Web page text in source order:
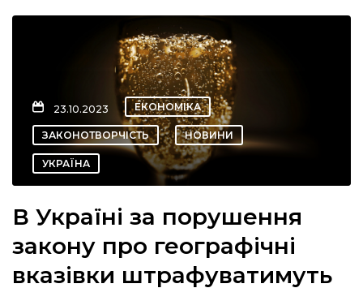
евакуації
новини23.10.2023 ЕКОНОМІКА
ЗАКОНОТВОРЧІСТЬ НОВИНИ
УКРАЇНА
В Україні за порушення
закону про географічні
вказівки штрафуватимуть